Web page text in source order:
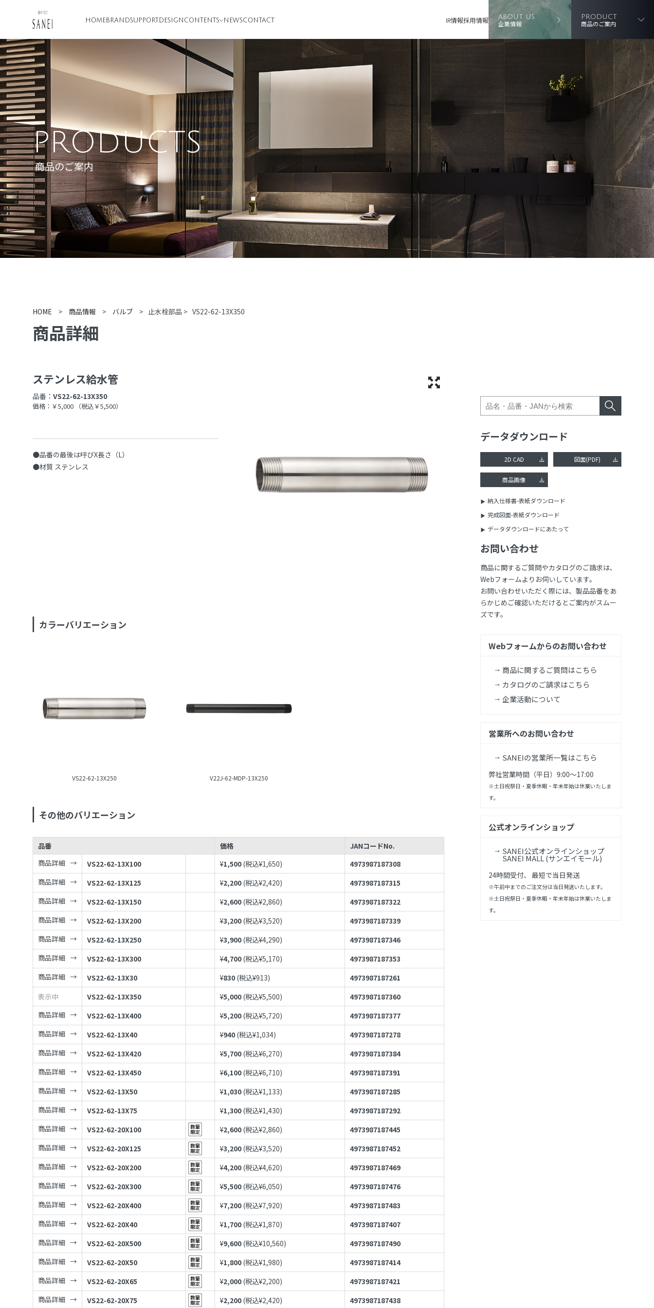
HOME BRANDSUPPORT DESIGN CONTENTS NEWSCONTACT IR情報採用情報 ABOUT US
企業情報
PRODUCT
商品のご案内
PRODUCTS
商品のご案内
HOME > 商品情報 > バルブ > 止水栓部品 > VS22-62-13X350
商品詳細
ステンレス給水管
品番：VS22-62-13X350
価格：￥5,000 （税込￥5,500）
●品番の最後は呼びX長さ（L）
●材質 ステンレス
カラーバリエーション
VS22-62-13X250 V22J-62-MDP-13X250
その他のバリエーション
品番 価格
JANコードNo.
商品詳細
VS22-62-13X100 ¥1,500 (税込¥1,650)
4973987187308
商品詳細
VS22-62-13X125 ¥2,200 (税込¥2,420)
4973987187315
商品詳細
VS22-62-13X150 ¥2,600 (税込¥2,860)
4973987187322
商品詳細
VS22-62-13X200 ¥3,200 (税込¥3,520)
4973987187339
商品詳細
VS22-62-13X250 ¥3,900 (税込¥4,290)
4973987187346
商品詳細
VS22-62-13X300 ¥4,700 (税込¥5,170)
4973987187353
商品詳細
VS22-62-13X30 ¥830 (税込¥913)
4973987187261
表示中
VS22-62-13X350 ¥5,000 (税込¥5,500)
4973987187360
商品詳細
VS22-62-13X400 ¥5,200 (税込¥5,720)
4973987187377
商品詳細
VS22-62-13X40 ¥940 (税込¥1,034)
4973987187278
商品詳細
VS22-62-13X420 ¥5,700 (税込¥6,270)
4973987187384
商品詳細
VS22-62-13X450 ¥6,100 (税込¥6,710)
4973987187391
商品詳細
VS22-62-13X50 ¥1,030 (税込¥1,133)
4973987187285
商品詳細
VS22-62-13X75 ¥1,300 (税込¥1,430)
4973987187292
商品詳細
VS22-62-20X100 ¥2,600 (税込¥2,860)
4973987187445
商品詳細
VS22-62-20X125 ¥3,200 (税込¥3,520)
4973987187452
商品詳細
VS22-62-20X200 ¥4,200 (税込¥4,620)
4973987187469
商品詳細
VS22-62-20X300 ¥5,500 (税込¥6,050)
4973987187476
商品詳細
VS22-62-20X400 ¥7,200 (税込¥7,920)
4973987187483
商品詳細
VS22-62-20X40 ¥1,700 (税込¥1,870)
4973987187407
商品詳細
VS22-62-20X500 ¥9,600 (税込¥10,560)
4973987187490
商品詳細
VS22-62-20X50 ¥1,800 (税込¥1,980)
4973987187414
商品詳細
VS22-62-20X65 ¥2,000 (税込¥2,200)
4973987187421
商品詳細
VS22-62-20X75 ¥2,200 (税込¥2,420) 4973987187438
データダウンロード
2D CAD 図面(PDF)
商品画像
納入仕様書-表紙ダウンロード
完成図面-表紙ダウンロード
データダウンロードにあたって
お問い合わせ
商品に関するご質問やカタログのご請求は、
Webフォームよりお伺いしています。
お問い合わせいただく際には、製品品番をあ
らかじめご確認いただけるとご案内がスムー
ズです。
Webフォームからのお問い合わせ
商品に関するご質問はこちら
カタログのご請求はこちら
企業活動について
営業所へのお問い合わせ
SANEIの営業所一覧はこちら
弊社営業時間（平日）9:00～17:00
※土日祝祭日・夏季休暇・年末年始は休業いたしま
す。
公式オンラインショップ
SANEI公式オンラインショップ
SANEI MALL (サンエイモール)
24時間受付、 最短で当日発送
※午前中までのご注文分は当日発送いたします。
※土日祝祭日・夏季休暇・年末年始は休業いたしま
す。